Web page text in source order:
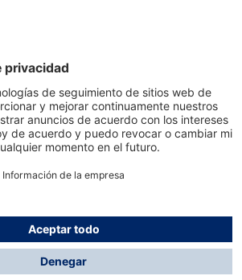
al cliente de Dräger
S.A.U., 2024
no incluyen IVA y posibles gastos